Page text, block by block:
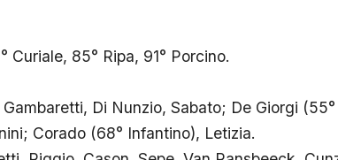
Curiale, 85° Ripa, 91° Porcino.
Di Nunzio, Sabato; De Giorgi
Corado (68° Infantino), Letizia.